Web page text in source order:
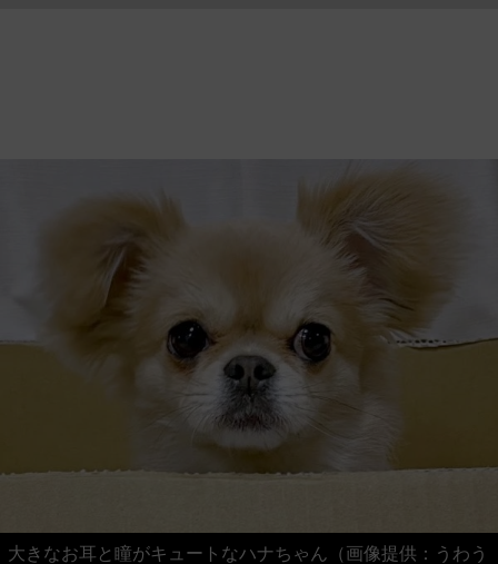
大きなお耳と瞳がキュートなハナちゃん（画像提供：うわう